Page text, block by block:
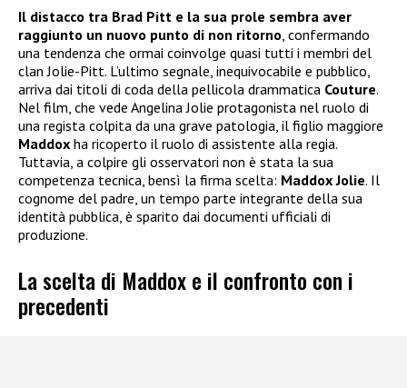
Il distacco tra Brad Pitt e la sua prole sembra aver
raggiunto un nuovo punto di non ritorno , confermando
una tendenza che ormai coinvolge quasi tutti i membri del
clan Jolie-Pitt. L’ultimo segnale, inequivocabile e pubblico,
arriva dai titoli di coda della pellicola drammatica Couture.
Nel film, che vede Angelina Jolie protagonista nel ruolo di
una regista colpita da una grave patologia, il figlio maggiore
Maddox ha ricoperto il ruolo di assistente alla regia.
Tuttavia, a colpire gli osservatori non è stata la sua
competenza tecnica, bensì la firma scelta: Maddox Jolie. Il
cognome del padre, un tempo parte integrante della sua
identità pubblica, è sparito dai documenti ufficiali di
produzione.
La scelta di Maddox e il confronto con i
precedenti